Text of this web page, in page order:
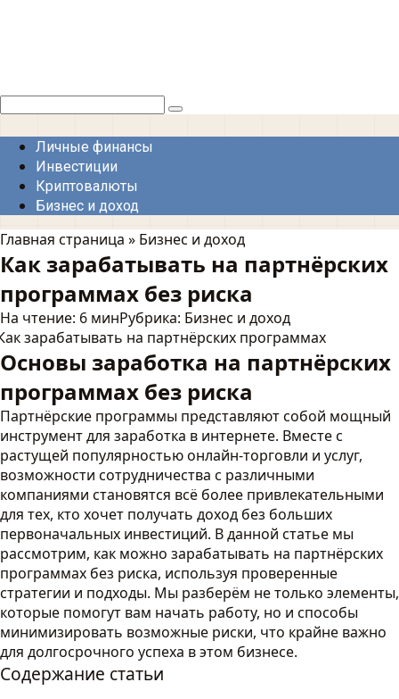
Поиск:
Личные финансы
Инвестиции
Криптовалюты
Бизнес и доход
Главная страница » Бизнес и доход
Как зарабатывать на партнёрских
программах без риска
На чтение: 6 минРубрика: Бизнес и доход
Основы заработка на партнёрских
программах без риска
Партнёрские программы представляют собой мощный
инструмент для заработка в интернете. Вместе с
растущей популярностью онлайн-торговли и услуг,
возможности сотрудничества с различными
компаниями становятся всё более привлекательными
для тех, кто хочет получать доход без больших
первоначальных инвестиций. В данной статье мы
рассмотрим, как можно зарабатывать на партнёрских
программах без риска, используя проверенные
стратегии и подходы. Мы разберём не только элементы,
которые помогут вам начать работу, но и способы
минимизировать возможные риски, что крайне важно
для долгосрочного успеха в этом бизнесе.
Содержание статьи